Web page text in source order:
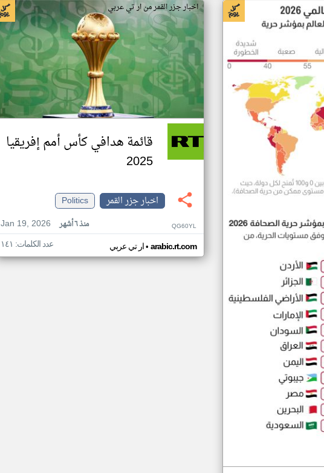
اخبار جزر القمر من ار تي عربي
قائمة هدافي كأس أمم إفريقيا
2025
اخبار جزر القمر
Politics
Jan 19, 2026
منذ ٦ أشهر QG60YL
ار تي عربي• arabic.rt.com عدد الكلمات: ١٤١